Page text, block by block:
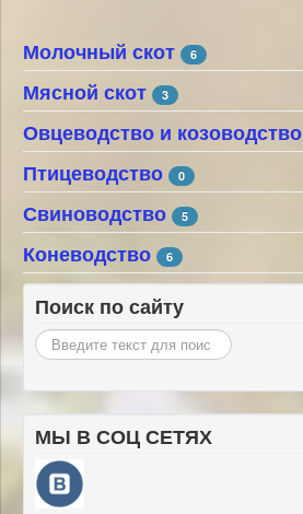
Молочный скот 6
Мясной скот 3
Овцеводство и козоводство
Птицеводство 0
Свиноводство 5
Коневодство 6
Поиск по сайту
Искать...
МЫ В СОЦ СЕТЯХ